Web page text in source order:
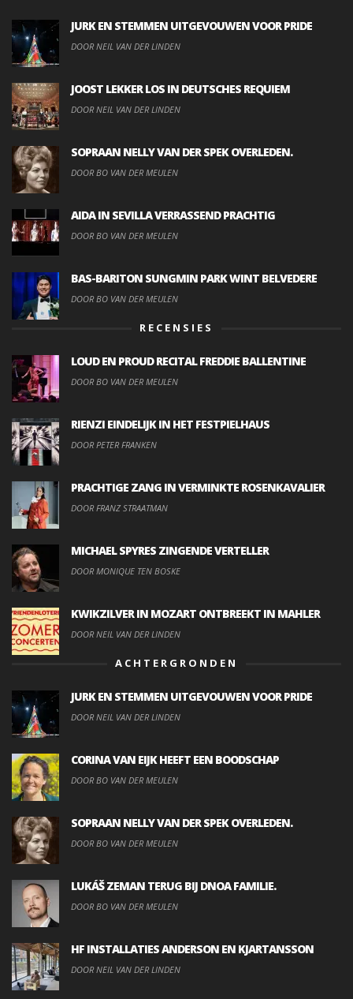
JURK EN STEMMEN UITGEVOUWEN VOOR PRIDE
DOOR NEIL VAN DER LINDEN
JOOST LEKKER LOS IN DEUTSCHES REQUIEM
DOOR NEIL VAN DER LINDEN
SOPRAAN NELLY VAN DER SPEK OVERLEDEN.
DOOR BO VAN DER MEULEN
AIDA IN SEVILLA VERRASSEND PRACHTIG
DOOR BO VAN DER MEULEN
BAS-BARITON SUNGMIN PARK WINT BELVEDERE
DOOR BO VAN DER MEULEN
RECENSIES
LOUD EN PROUD RECITAL FREDDIE BALLENTINE
DOOR BO VAN DER MEULEN
RIENZI EINDELIJK IN HET FESTPIELHAUS
DOOR PETER FRANKEN
PRACHTIGE ZANG IN VERMINKTE ROSENKAVALIER
DOOR FRANZ STRAATMAN
MICHAEL SPYRES ZINGENDE VERTELLER
DOOR MONIQUE TEN BOSKE
KWIKZILVER IN MOZART ONTBREEKT IN MAHLER
DOOR NEIL VAN DER LINDEN
ACHTERGRONDEN
JURK EN STEMMEN UITGEVOUWEN VOOR PRIDE
DOOR NEIL VAN DER LINDEN
CORINA VAN EIJK HEEFT EEN BOODSCHAP
DOOR BO VAN DER MEULEN
SOPRAAN NELLY VAN DER SPEK OVERLEDEN.
DOOR BO VAN DER MEULEN
LUKÁŠ ZEMAN TERUG BIJ DNOA FAMILIE.
DOOR BO VAN DER MEULEN
HF INSTALLATIES ANDERSON EN KJARTANSSON
DOOR NEIL VAN DER LINDEN